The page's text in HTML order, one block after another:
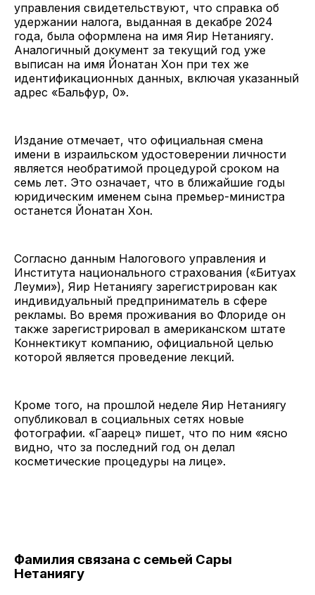
управления свидетельствуют, что справка об
удержании налога, выданная в декабре 2024
года, была оформлена на имя Яир Нетаниягу.
Аналогичный документ за текущий год уже
выписан на имя Йонатан Хон при тех же
идентификационных данных, включая указанный
адрес «Бальфур, 0».
Издание отмечает, что официальная смена
имени в израильском удостоверении личности
является необратимой процедурой сроком на
семь лет. Это означает, что в ближайшие годы
юридическим именем сына премьер-министра
останется Йонатан Хон.
Согласно данным Налогового управления и
Института национального страхования («Битуах
Леуми»), Яир Нетаниягу зарегистрирован как
индивидуальный предприниматель в сфере
рекламы. Во время проживания во Флориде он
также зарегистрировал в американском штате
Коннектикут компанию, официальной целью
которой является проведение лекций.
Кроме того, на прошлой неделе Яир Нетаниягу
опубликовал в социальных сетях новые
фотографии. «Гаарец» пишет, что по ним «ясно
видно, что за последний год он делал
косметические процедуры на лице».
Фамилия связана с семьей Сары
Нетаниягу